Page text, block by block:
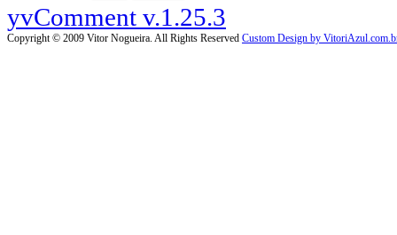
yvComment v.1.25.3
Copyright © 2009 Vitor Nogueira. All Rights Reserved Custom Design by